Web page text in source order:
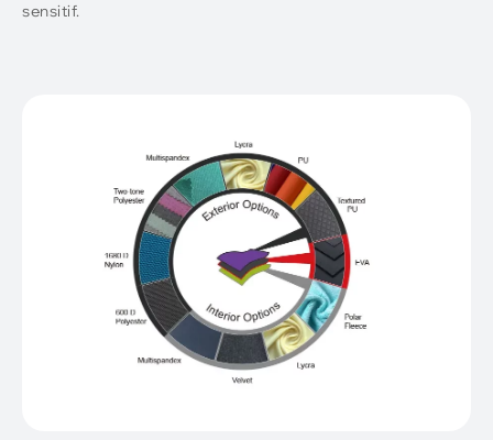
sensitif.